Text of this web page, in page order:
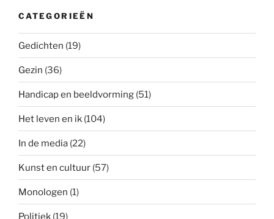
CATEGORIEËN
Gedichten (19)
Gezin (36)
Handicap en beeldvorming (51)
Het leven en ik (104)
In de media (22)
Kunst en cultuur (57)
Monologen (1)
Politiek (19)